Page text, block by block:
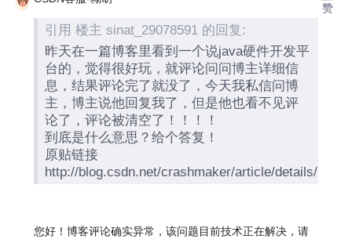
引用 楼主 sinat_29078591 的回复:
昨天在一篇博客里看到一个说java硬件开发平
台的，觉得很好玩，就评论问问博主详细信
息，结果评论完了就没了，今天我私信问博
主，博主说他回复我了，但是他也看不见评
论了，评论被清空了！！！！
到底是什么意思？给个答复！
原贴链接
http://blog.csdn.net/crashmaker/article/details/
您好！博客评论确实异常，该问题目前技术正在解决，请
赞